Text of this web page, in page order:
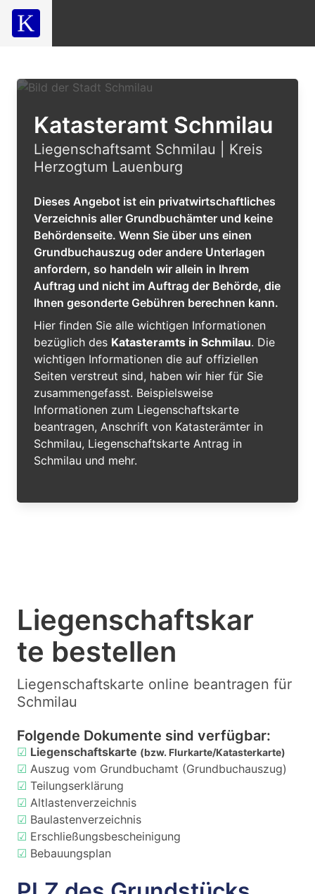
Katasteramt Schmilau
Liegenschaftsamt Schmilau | Kreis
Herzogtum Lauenburg
Dieses Angebot ist ein privatwirtschaftliches
Verzeichnis aller Grundbuchämter und keine
Behördenseite. Wenn Sie über uns einen
Grundbuchauszug oder andere Unterlagen
anfordern, so handeln wir allein in Ihrem
Auftrag und nicht im Auftrag der Behörde, die
Ihnen gesonderte Gebühren berechnen kann.
Hier finden Sie alle wichtigen Informationen
bezüglich des Katasteramts in Schmilau. Die
wichtigen Informationen die auf offiziellen
Seiten verstreut sind, haben wir hier für Sie
zusammengefasst. Beispielsweise
Informationen zum Liegenschaftskarte
beantragen, Anschrift von Katasterämter in
Schmilau, Liegenschaftskarte Antrag in
Schmilau und mehr.
Liegenschaftskar
te bestellen
Liegenschaftskarte online beantragen für
Schmilau
Folgende Dokumente sind verfügbar:
☑ Liegenschaftskarte (bzw. Flurkarte/Katasterkarte)
☑ Auszug vom Grundbuchamt (Grundbuchauszug)
☑ Teilungserklärung
☑ Altlastenverzeichnis
☑ Baulastenverzeichnis
☑ Erschließungsbescheinigung
☑ Bebauungsplan